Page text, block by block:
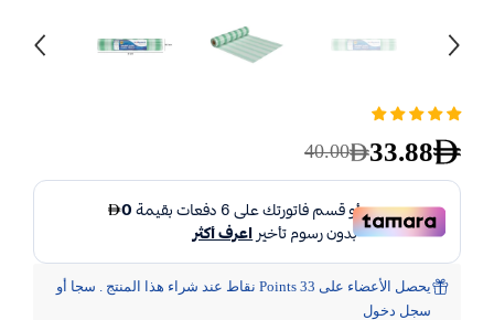
40.00 33.88
يحصل الأعضاء على 33 Points نقاط عند شراء هذا المنتج . سجا أو
سجل دخول